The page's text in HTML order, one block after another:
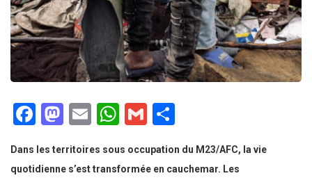
Facebook
Mastodon
EmailWhatsApp
Gmail
Dans les territoires sous occupation du M23/AFC, la vie
quotidienne s’est transformée en cauchemar. Les